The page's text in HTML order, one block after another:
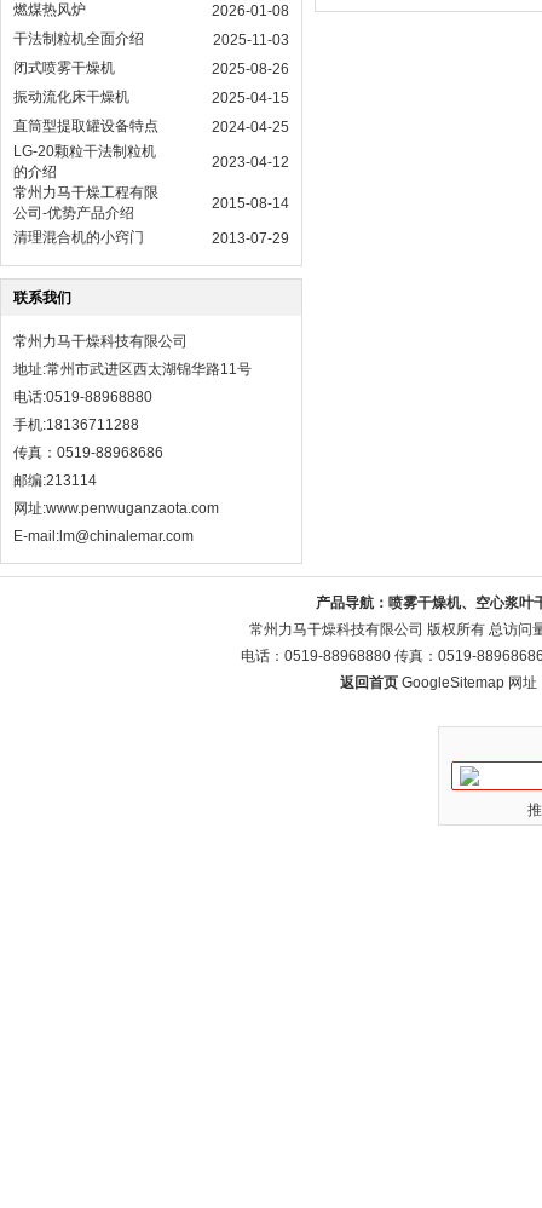
燃煤热风炉
2026-01-08
干法制粒机全面介绍
2025-11-03
闭式喷雾干燥机
2025-08-26
振动流化床干燥机
2025-04-15
直筒型提取罐设备特点
2024-04-25
LG-20颗粒干法制粒机
的介绍
2023-04-12
常州力马干燥工程有限
公司-优势产品介绍
2015-08-14
清理混合机的小窍门
2013-07-29
联系我们
常州力马干燥科技有限公司
地址:常州市武进区西太湖锦华路11号
电话:0519-88968880
手机:18136711288
传真：0519-88968686
邮编:213114
网址:www.penwuganzaota.com
E-mail:lm@chinalemar.com
产品导航： 喷雾干燥机、空心浆叶
常州力马干燥科技有限公司 版权所有 总访问
电话：0519-88968880 传真：0519-
返回首页 GoogleSitemap 网